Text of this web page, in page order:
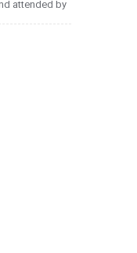
attended by